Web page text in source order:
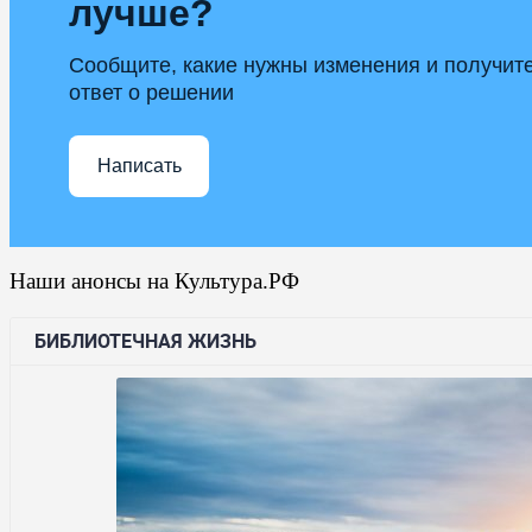
лучше?
Сообщите, какие нужны изменения и
ответ о решении
Написать
Наши анонсы на Культура.РФ